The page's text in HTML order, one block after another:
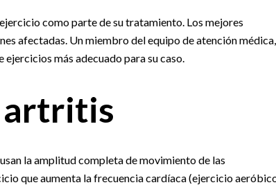
como parte de su tratamiento. Los mejores
afectadas. Un miembro del equipo de atención médica,
más adecuado para su caso.
artritis
la amplitud completa de movimiento de las
que aumenta la frecuencia cardíaca (ejercicio